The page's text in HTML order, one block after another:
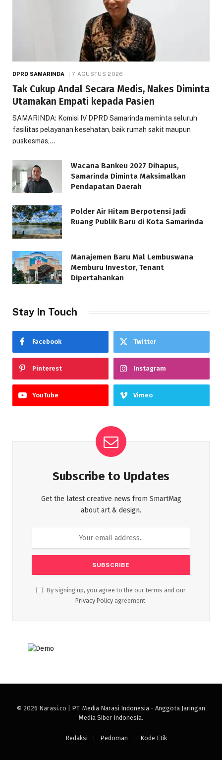
DPRD SAMARINDA 7 AGUSTUS 2026
Tak Cukup Andal Secara Medis, Nakes Diminta
Utamakan Empati kepada Pasien
SAMARINDA: Komisi IV DPRD Samarinda meminta seluruh
fasilitas pelayanan kesehatan, baik rumah sakit maupun
puskesmas,…
Wacana Bankeu 2027 Dihapus,
Samarinda Diminta Maksimalkan
Pendapatan Daerah
Polder Air Hitam Berpotensi Jadi
Ruang Publik Baru di Kota Samarinda
Manajemen Baru Mal Lembuswana
Memburu Investor, Tenant
Dipertahankan
Stay In Touch
Facebook Twitter
Pinterest Instagram
YouTube Vimeo
Subscribe to Updates
Get the latest creative news from SmartMag
about art & design.
By signing up, you agree to the our terms and our
Privacy Policy agreement.
© 2026 Narasi.co | PT. Media Narasi Indonesia - Anggota Jaringan
Media Siber Indonesia.
Redaksi Pedoman Kode Etik